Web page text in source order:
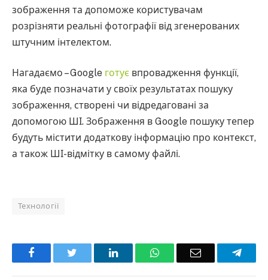
зображення та допоможе користувачам
розрізняти реальні фотографії від згенерованих
штучним інтелектом.
Нагадаємо – Google готує впровадження функції,
яка буде позначати у своїх результатах пошуку
зображення, створені чи відредаговані за
допомогою ШІ. Зображення в Google пошуку тепер
будуть містити додаткову інформацію про контекст,
а також ШІ-відмітку в самому файлі.
Технології
Facebook LinkedInWhatsAppEmail